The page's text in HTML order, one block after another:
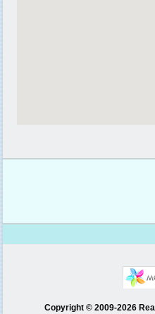
Copyright © 2009-2026